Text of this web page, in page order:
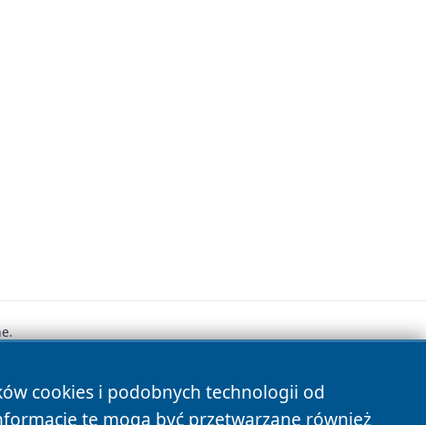
cookies i podobnych technologii od
te mogą być przetwarzane również